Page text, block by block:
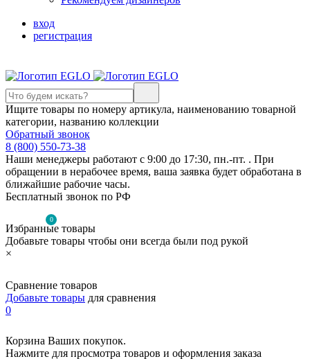
вход
регистрация
Ищите товары по номеру артикула, наименованию товарной
категории, названию коллекции
Обратный звонок
8 (800) 550-73-38
Наши менеджеры работают с 9:00 до 17:30, пн.-пт. . При
обращении в нерабочее время, ваша заявка будет обработана в
ближайшие рабочие часы.
Бесплатный звонок по РФ
0
Избранные товары
Добавьте товары чтобы они всегда были под рукой
×
Сравнение товаров
Добавьте товары для сравнения
0
Корзина Ваших покупок.
Нажмите для просмотра товаров и оформления заказа